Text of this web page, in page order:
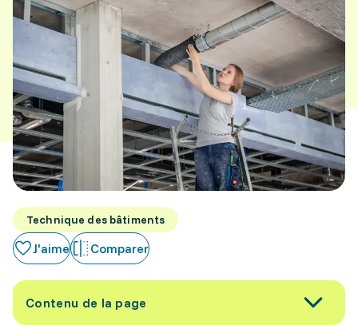
Technique des bâtiments
J'aime Comparer
Contenu de la page